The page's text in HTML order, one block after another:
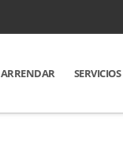
ARRENDAR SERVICIOS